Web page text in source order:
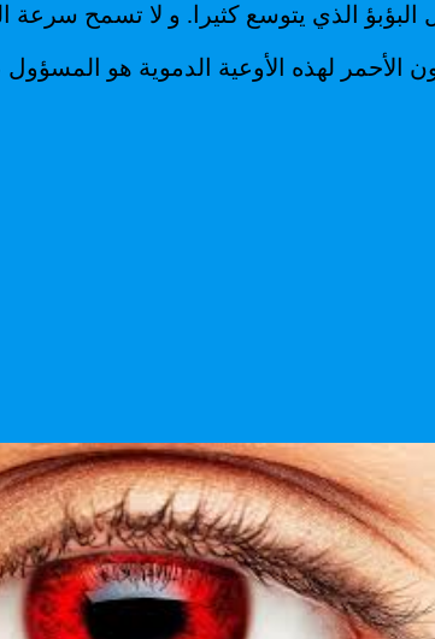
الذي يتوسع كثيرا. و لا تسمح سرعة
الأحمر لهذه الأوعية الدموية هو